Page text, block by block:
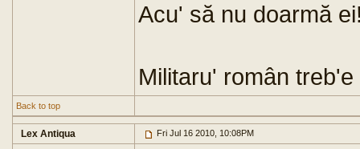
Acu' să nu doarmă
Militaru' român
Back to top
Lex Antiqua Fri Jul 16 2010, 10:08PM